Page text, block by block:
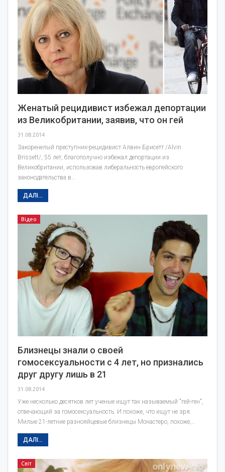
Женатый рецидивист избежал депортации
из Великобритании, заявив, что он гей
31.08.2014
Закоренелый преступник-рецидивист Алвин Брисетт /Alvin
Brissett/, 55 лет, благополучно избежал депортации из
Великобритании, использовав либеральность европейского
законодательства в…
ДАЛІ...
Відео
Близнецы знали о своей
гомосексуальности с 4 лет, но признались
друг другу лишь в 21
31.08.2014
Уже несколько десятков лет ученые ищут так называемый "гей-ген",
отвечающий за гомосексуальность. И похоже, что ищут не зря.
Милые 21-летние разнояйцевые близнецы Монастеро, похоже,…
ДАЛІ...
Світ